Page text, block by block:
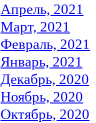
Апрель, 2021
Март, 2021
Февраль, 2021
Январь, 2021
Декабрь, 2020
Ноябрь, 2020
Октябрь, 2020